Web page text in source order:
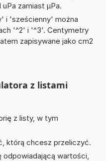
uPa zamiast µPa.
i 'sześcienny' można
'^2' i '^3'. Centymetry
zapisywane jako cm2
z listami
z listy, w tym
którą chcesz przeliczyć.
wartości,